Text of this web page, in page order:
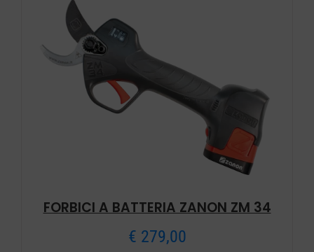
FORBICI A BATTERIA ZANON ZM 34
€ 279,00